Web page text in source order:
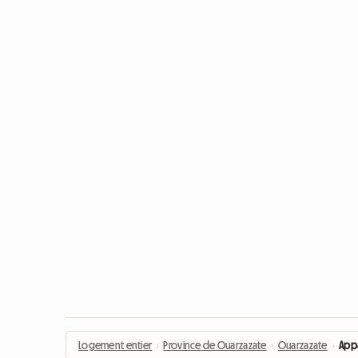
Logement entier › Province de Ouarzazate › Ouarzazate ›